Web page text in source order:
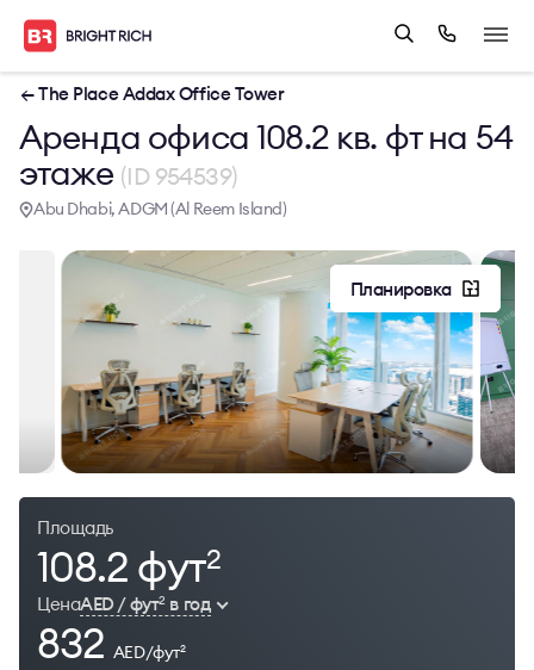
← The Place Addax Office Tower
Аренда офиса 108.2 кв. фт на 54
этаже (ID 954539)
Abu Dhabi, ADGM (Al Reem Island)
Планировка
Площадь
108.2 фут2
ЦенаAED / фут2в год
832 AED/фут2